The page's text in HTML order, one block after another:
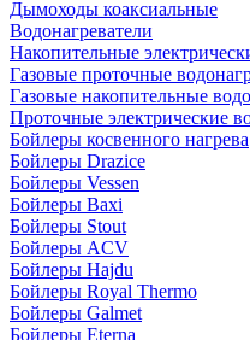
Дымоходы коаксиальные
Водонагреватели
Накопительные
Газовые проточные
Газовые накопительные
Проточные электрические
Бойлеры косвенного нагрева
Бойлеры Drazice
Бойлеры Vessen
Бойлеры Baxi
Бойлеры Stout
Бойлеры ACV
Бойлеры Hajdu
Бойлеры Royal Thermo
Бойлеры Galmet
Бойлеры Eterna